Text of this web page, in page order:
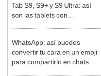
Tab S9, S9+ y S9 Ultra: así
son las tablets con
WhatsApp: así puedes
convertir tu cara en un emoji
para compartirlo en chats